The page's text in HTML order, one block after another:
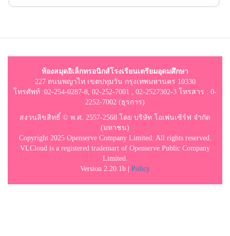
ห้องสมุดอิเล็กทรอนิกส์โรงเรียนเตรียมอุดมศึกษา
227 ถนนพญาไท เขตปทุมวัน กรุงเทพมหานคร 10330
โทรศัพท์ :02-254-0287-8, 02-252-7001 , 02-2527302-3 โทรสาร : 0-
2252-7002 (ธุรการ)
สงวนลิขสิทธิ์ © พ.ศ. 2557-2568 โดย บริษัท โอเพ่นเซิร์ฟ จำกัด
(มหาชน)
Copyright 2025 Openserve Company Limited. All rights reserved.
VLCloud is a registered trademart of Openserve Public Company
Limited.
Version 2.20.1b | Policy